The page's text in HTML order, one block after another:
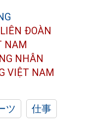
ĐOÀN
NAM
NHÂN
VIỆT NAM
ツ
仕事